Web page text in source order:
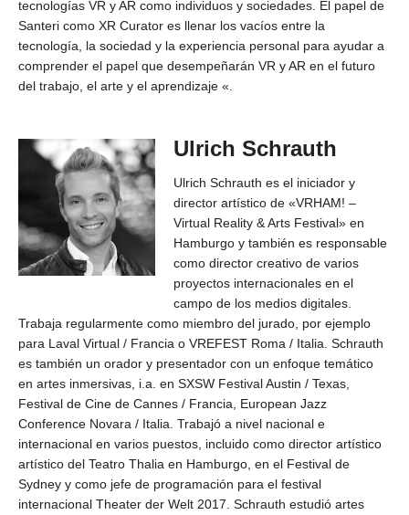
tecnologías VR y AR como individuos y sociedades. El papel de
Santeri como XR Curator es llenar los vacíos entre la
tecnología, la sociedad y la experiencia personal para ayudar a
comprender el papel que desempeñarán VR y AR en el futuro
del trabajo, el arte y el aprendizaje «.
Ulrich Schrauth
Ulrich Schrauth es el iniciador y
director artístico de «VRHAM! –
Virtual Reality & Arts Festival» en
Hamburgo y también es responsable
como director creativo de varios
proyectos internacionales en el
campo de los medios digitales.
Trabaja regularmente como miembro del jurado, por ejemplo
para Laval Virtual / Francia o VREFEST Roma / Italia. Schrauth
es también un orador y presentador con un enfoque temático
en artes inmersivas, i.a. en SXSW Festival Austin / Texas,
Festival de Cine de Cannes / Francia, European Jazz
Conference Novara / Italia. Trabajó a nivel nacional e
internacional en varios puestos, incluido como director artístico
artístico del Teatro Thalia en Hamburgo, en el Festival de
Sydney y como jefe de programación para el festival
internacional Theater der Welt 2017. Schrauth estudió artes